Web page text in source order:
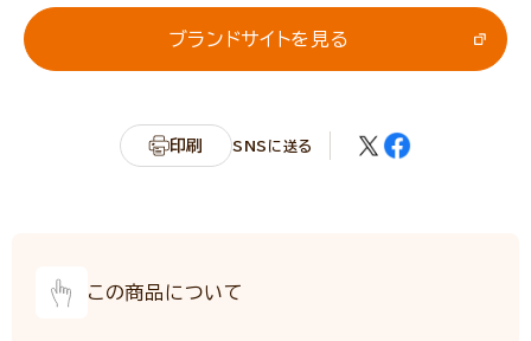
5.0g
炭水化物 5.1g
38.5mg
ブランドサイトを見る
印刷 SNSに送る
この商品について